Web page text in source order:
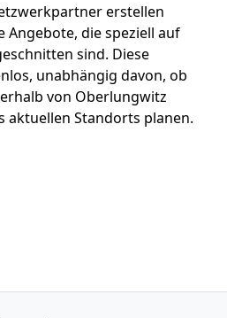
erstellen
Angebote, die speziell auf
sind. Diese
unabhängig davon, ob
von Oberlungwitz
aktuellen Standorts planen.